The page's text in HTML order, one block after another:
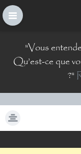
t
"Vous
Qu’est-ce que
?"